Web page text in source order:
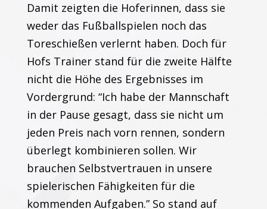
Damit zeigten die Hoferinnen, dass sie
weder das Fußballspielen noch das
Toreschießen verlernt haben. Doch für
Hofs Trainer stand für die zweite Hälfte
nicht die Höhe des Ergebnisses im
Vordergrund: “Ich habe der Mannschaft
in der Pause gesagt, dass sie nicht um
jeden Preis nach vorn rennen, sondern
überlegt kombinieren sollen. Wir
brauchen Selbstvertrauen in unsere
spielerischen Fähigkeiten für die
kommenden Aufgaben.” So stand auf